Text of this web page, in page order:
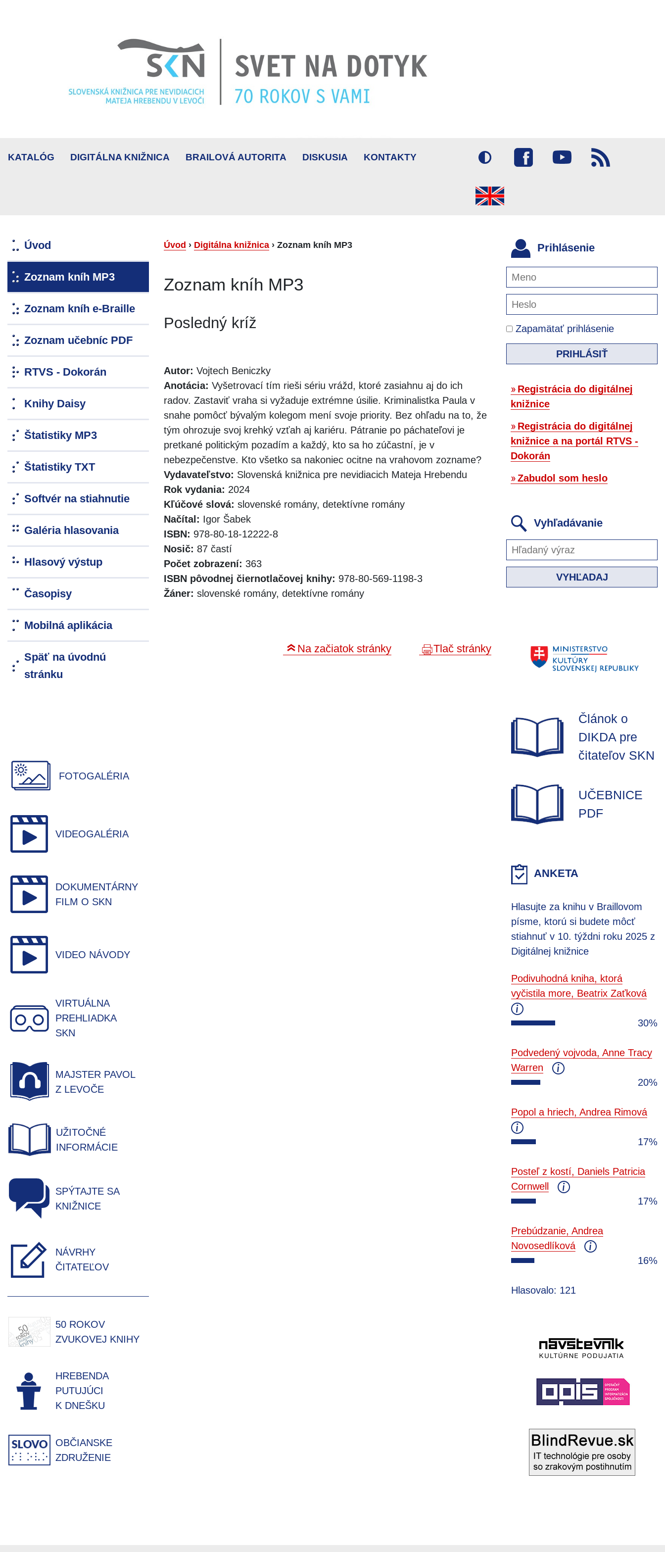
KATALÓG DIGITÁLNA KNIŽNICA BRAILOVÁ AUTORITA DISKUSIA KONTAKTY
Úvod
Zoznam kníh MP3
Zoznam kníh e-Braille
Zoznam učebníc PDF
RTVS - Dokorán
Knihy Daisy
Štatistiky MP3
Štatistiky TXT
Softvér na stiahnutie
Galéria hlasovania
Hlasový výstup
Časopisy
Mobilná aplikácia
Späť na úvodnú
stránku
FOTOGALÉRIA
VIDEOGALÉRIA
DOKUMENTÁRNY
FILM O SKN
VIDEO NÁVODY
VIRTUÁLNA
PREHLIADKA
SKN
MAJSTER PAVOL
Z LEVOČE
UŽITOČNÉ
INFORMÁCIE
SPÝTAJTE SA
KNIŽNICE
NÁVRHY
ČITATEĽOV
50 ROKOV
ZVUKOVEJ KNIHY
HREBENDA
PUTUJÚCI
K DNEŠKU
OBČIANSKE
ZDRUŽENIE
Úvod › Digitálna knižnica › Zoznam kníh MP3
Zoznam kníh MP3
Posledný kríž
Autor: Vojtech Beniczky
Anotácia: Vyšetrovací tím rieši sériu vrážd, ktoré zasiahnu aj do ich
radov. Zastaviť vraha si vyžaduje extrémne úsilie. Kriminalistka Paula v
snahe pomôcť bývalým kolegom mení svoje priority. Bez ohľadu na to, že
tým ohrozuje svoj krehký vzťah aj kariéru. Pátranie po páchateľovi je
pretkané politickým pozadím a každý, kto sa ho zúčastní, je v
nebezpečenstve. Kto všetko sa nakoniec ocitne na vrahovom zozname?
Vydavateľstvo: Slovenská knižnica pre nevidiacich Mateja Hrebendu
Rok vydania: 2024
Kľúčové slová: slovenské romány, detektívne romány
Načítal: Igor Šabek
ISBN: 978-80-18-12222-8
Nosič: 87 častí
Počet zobrazení: 363
ISBN pôvodnej čiernotlačovej knihy: 978-80-569-1198-3
Žáner: slovenské romány, detektívne romány
Na začiatok stránky Tlač stránky
Prihlásenie
Zapamätať prihlásenie
PRIHLÁSIŤ
Registrácia do digitálnej
knižnice
Registrácia do digitálnej
knižnice a na portál RTVS -
Dokorán
Zabudol som heslo
Vyhľadávanie
VYHĽADAJ
Článok o
DIKDA pre
čitateľov SKN
UČEBNICE
PDF
ANKETA
Hlasujte za knihu v Braillovom
písme, ktorú si budete môcť
stiahnuť v 10. týždni roku 2025 z
Digitálnej knižnice
Podivuhodná kniha, ktorá
vyčistila more, Beatrix Zaťková
30%
Podvedený vojvoda, Anne Tracy
Warren
20%
Popol a hriech, Andrea Rimová
17%
Posteľ z kostí, Daniels Patricia
Cornwell
17%
Prebúdzanie, Andrea
Novosedlíková
16%
Hlasovalo: 121